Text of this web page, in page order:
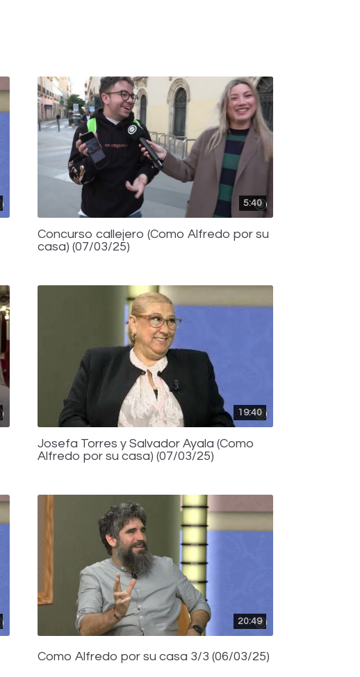
5:40
Concurso callejero (Como Alfredo por su
casa) (07/03/25)
19:40
Josefa Torres y Salvador Ayala (Como
Alfredo por su casa) (07/03/25)
20:49
Como Alfredo por su casa 3/3 (06/03/25)